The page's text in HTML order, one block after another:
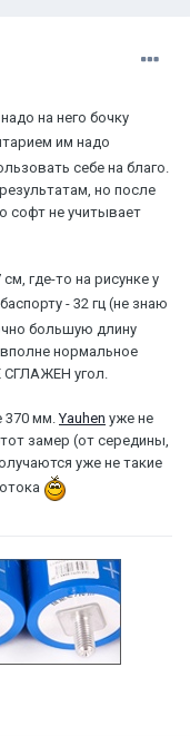
на него бочку
им надо
себе на благо.
но после
софт не учитывает
где-то на рисунке у
- 32 гц (не знаю
большую длину
вполне нормальное
СГЛАЖЕН угол.
370 мм.Yauhen уже не
замер (от середины,
уже не такие